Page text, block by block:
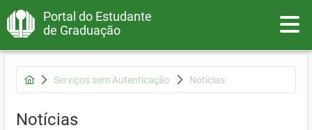
Portal do Estudante
de Graduação
Serviços sem Autenticação Notícias
Notícias